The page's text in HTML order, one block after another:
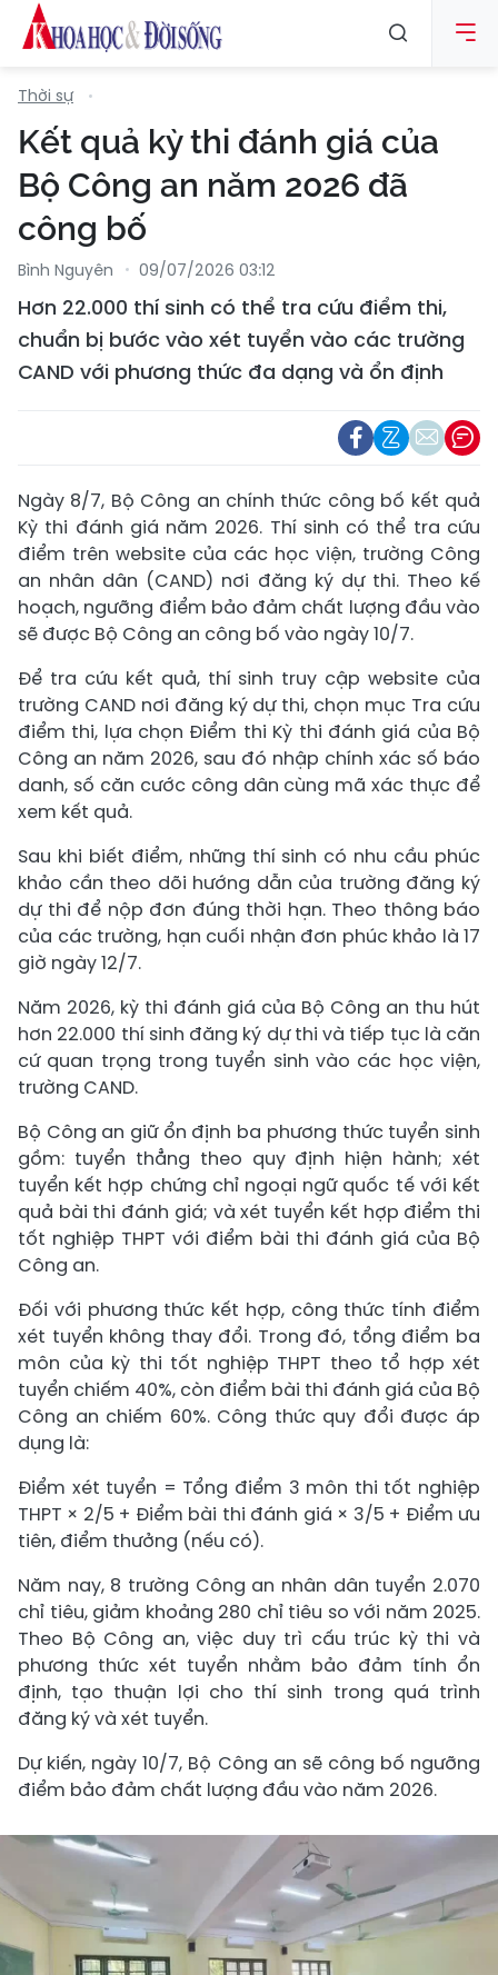
Thời sự
Kết quả kỳ thi đánh giá của
Bộ Công an năm 2026 đã
công bố
Bình Nguyên 09/07/2026 03:12
Hơn 22.000 thí sinh có thể tra cứu điểm thi,
chuẩn bị bước vào xét tuyển vào các trường
CAND với phương thức đa dạng và ổn định
Ngày 8/7, Bộ Công an chính thức công bố kết quả
Kỳ thi đánh giá năm 2026. Thí sinh có thể tra cứu
điểm trên website của các học viện, trường Công
an nhân dân (CAND) nơi đăng ký dự thi. Theo kế
hoạch, ngưỡng điểm bảo đảm chất lượng đầu vào
sẽ được Bộ Công an công bố vào ngày 10/7.
Để tra cứu kết quả, thí sinh truy cập website của
trường CAND nơi đăng ký dự thi, chọn mục Tra cứu
điểm thi, lựa chọn Điểm thi Kỳ thi đánh giá của Bộ
Công an năm 2026, sau đó nhập chính xác số báo
danh, số căn cước công dân cùng mã xác thực để
xem kết quả.
Sau khi biết điểm, những thí sinh có nhu cầu phúc
khảo cần theo dõi hướng dẫn của trường đăng ký
dự thi để nộp đơn đúng thời hạn. Theo thông báo
của các trường, hạn cuối nhận đơn phúc khảo là 17
giờ ngày 12/7.
Năm 2026, kỳ thi đánh giá của Bộ Công an thu hút
hơn 22.000 thí sinh đăng ký dự thi và tiếp tục là căn
cứ quan trọng trong tuyển sinh vào các học viện,
trường CAND.
Bộ Công an giữ ổn định ba phương thức tuyển sinh
gồm: tuyển thẳng theo quy định hiện hành; xét
tuyển kết hợp chứng chỉ ngoại ngữ quốc tế với kết
quả bài thi đánh giá; và xét tuyển kết hợp điểm thi
tốt nghiệp THPT với điểm bài thi đánh giá của Bộ
Công an.
Đối với phương thức kết hợp, công thức tính điểm
xét tuyển không thay đổi. Trong đó, tổng điểm ba
môn của kỳ thi tốt nghiệp THPT theo tổ hợp xét
tuyển chiếm 40%, còn điểm bài thi đánh giá của Bộ
Công an chiếm 60%. Công thức quy đổi được áp
dụng là:
Điểm xét tuyển = Tổng điểm 3 môn thi tốt nghiệp
THPT × 2/5 + Điểm bài thi đánh giá × 3/5 + Điểm ưu
tiên, điểm thưởng (nếu có).
Năm nay, 8 trường Công an nhân dân tuyển 2.070
chỉ tiêu, giảm khoảng 280 chỉ tiêu so với năm 2025.
Theo Bộ Công an, việc duy trì cấu trúc kỳ thi và
phương thức xét tuyển nhằm bảo đảm tính ổn
định, tạo thuận lợi cho thí sinh trong quá trình
đăng ký và xét tuyển.
Dự kiến, ngày 10/7, Bộ Công an sẽ công bố ngưỡng
điểm bảo đảm chất lượng đầu vào năm 2026.